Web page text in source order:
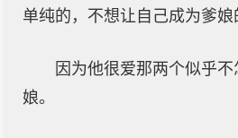
单纯的，不想让自己成为爹娘
因为他很爱那两个似乎
娘。